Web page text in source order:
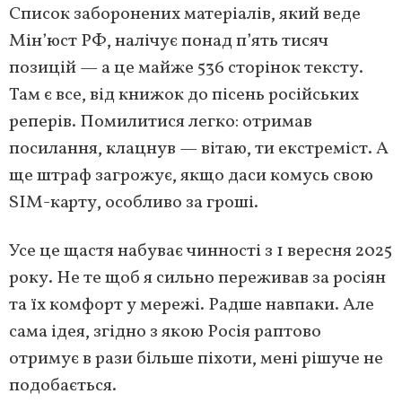
Список заборонених матеріалів, який веде
Мін’юст РФ, налічує понад п’ять тисяч
позицій — а це майже 536 сторінок тексту.
Там є все, від книжок до пісень російських
реперів. Помилитися легко: отримав
посилання, клацнув — вітаю, ти екстреміст. А
ще штраф загрожує, якщо даси комусь свою
SIM-карту, особливо за гроші.
Усе це щастя набуває чинності з 1 вересня 2025
року. Не те щоб я сильно переживав за росіян
та їх комфорт у мережі. Радше навпаки. Але
сама ідея, згідно з якою Росія раптово
отримує в рази більше піхоти, мені рішуче не
подобається.